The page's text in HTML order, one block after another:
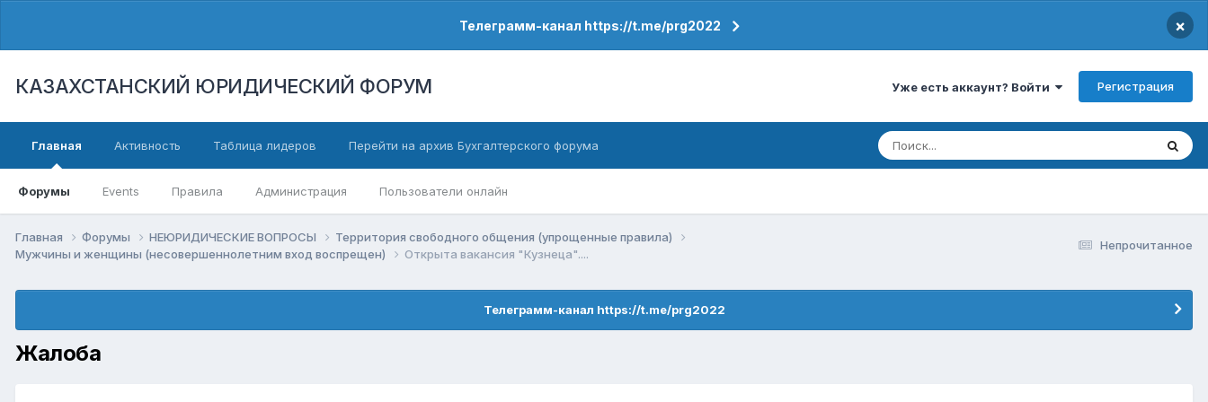
Телеграмм-канал https://t.me/prg2022 ×
КАЗАХСТАНСКИЙ ЮРИДИЧЕСКИЙ ФОРУМ Уже есть аккаунт? Войти Регистрация
Главная
Форумы Events Правила Администрация Пользователи онлайн
Активность Таблица лидеров Перейти на архив Бухгалтерского форума
Непрочитанное
Главная Форумы НЕЮРИДИЧЕСКИЕ ВОПРОСЫ
Территория свободного общения (упрощенные правила)
Мужчины и женщины (несовершеннолетним вход воспрещен)
Открыта вакансия "Кузнеца"....
Телеграмм-канал https://t.me/prg2022
Жалоба